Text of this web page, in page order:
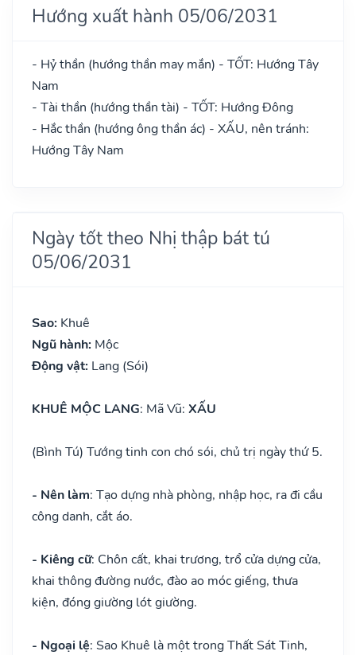
Hướng xuất hành 05/06/2031
- Hỷ thần (hướng thần may mắn) - TỐT: Hướng Tây
Nam
- Tài thần (hướng thần tài) - TỐT: Hướng Đông
- Hắc thần (hướng ông thần ác) - XẤU, nên tránh:
Hướng Tây Nam
Ngày tốt theo Nhị thập bát tú
05/06/2031
Sao: Khuê
Ngũ hành: Mộc
Động vật: Lang (Sói)
KHUÊ MỘC LANG: Mã Vũ: XẤU
(Bình Tú) Tướng tinh con chó sói, chủ trị ngày thứ 5.
- Nên làm: Tạo dựng nhà phòng, nhập học, ra đi cầu
công danh, cắt áo.
- Kiêng cữ: Chôn cất, khai trương, trổ cửa dựng cửa,
khai thông đường nước, đào ao móc giếng, thưa
kiện, đóng giường lót giường.
- Ngoại lệ: Sao Khuê là một trong Thất Sát Tinh,